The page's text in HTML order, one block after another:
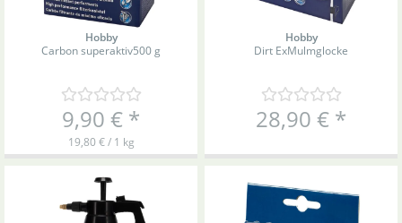
Hobby
Carbon superaktiv500 g
9,90 € *
19,80 € / 1 kg
Hobby
Dirt ExMulmglocke
28,90 € *